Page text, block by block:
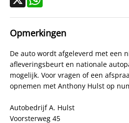
Opmerkingen
De auto wordt afgeleverd met een
afleveringsbeurt en nationale
mogelijk. Voor vragen of een
opnemen met Anthony Hulst op
Autobedrijf A. Hulst
Voorsterweg 45